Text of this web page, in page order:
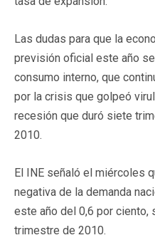
Las dudas para que la
previsión oficial este año
consumo interno, que
por la crisis que golpeó
recesión que duró siete
2010.
El INE señaló el miércoles
negativa de la demanda
este año del 0,6 por ciento,
trimestre de 2010.